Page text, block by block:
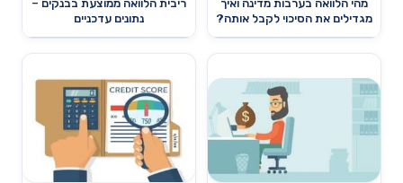
מהי הלוואה בערבות מדינה ואיך
מגדילים את הסיכוי לקבל אותה?
ריבית הלוואה ממוצעת בבנקים –
נתונים עדכניים